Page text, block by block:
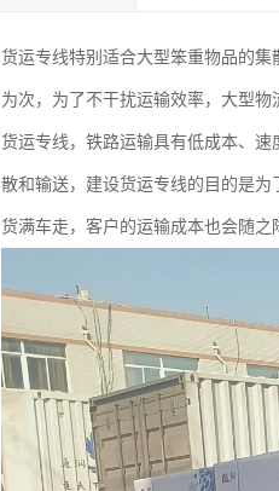
货运专线特别适合大型笨重物品的
为次，为了不干扰运输效率，大型物
货运专线，铁路运输具有低成本、
散和输送，建设货运专线的目的是为
货满车走，客户的运输成本也会随之